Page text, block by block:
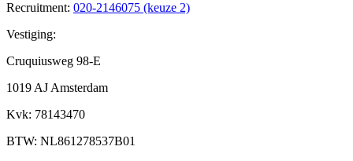
Recruitment: 020-2146075 (keuze 2)
Vestiging:
Cruquiusweg 98-E
1019 AJ Amsterdam
Kvk: 78143470
BTW: NL861278537B01